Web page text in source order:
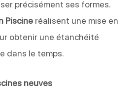
précisément ses formes.
Piscineréalisent une mise en
obtenir une étanchéité
dans le temps.
neuves